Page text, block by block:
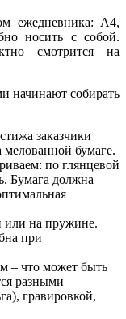
ежедневника: А4,
носить с собой.
смотрится на
начинают собирать
заказчики
мелованной бумаге.
по глянцевой
Бумага должна
или на пружине.
при
– что может быть
разными
гравировкой,